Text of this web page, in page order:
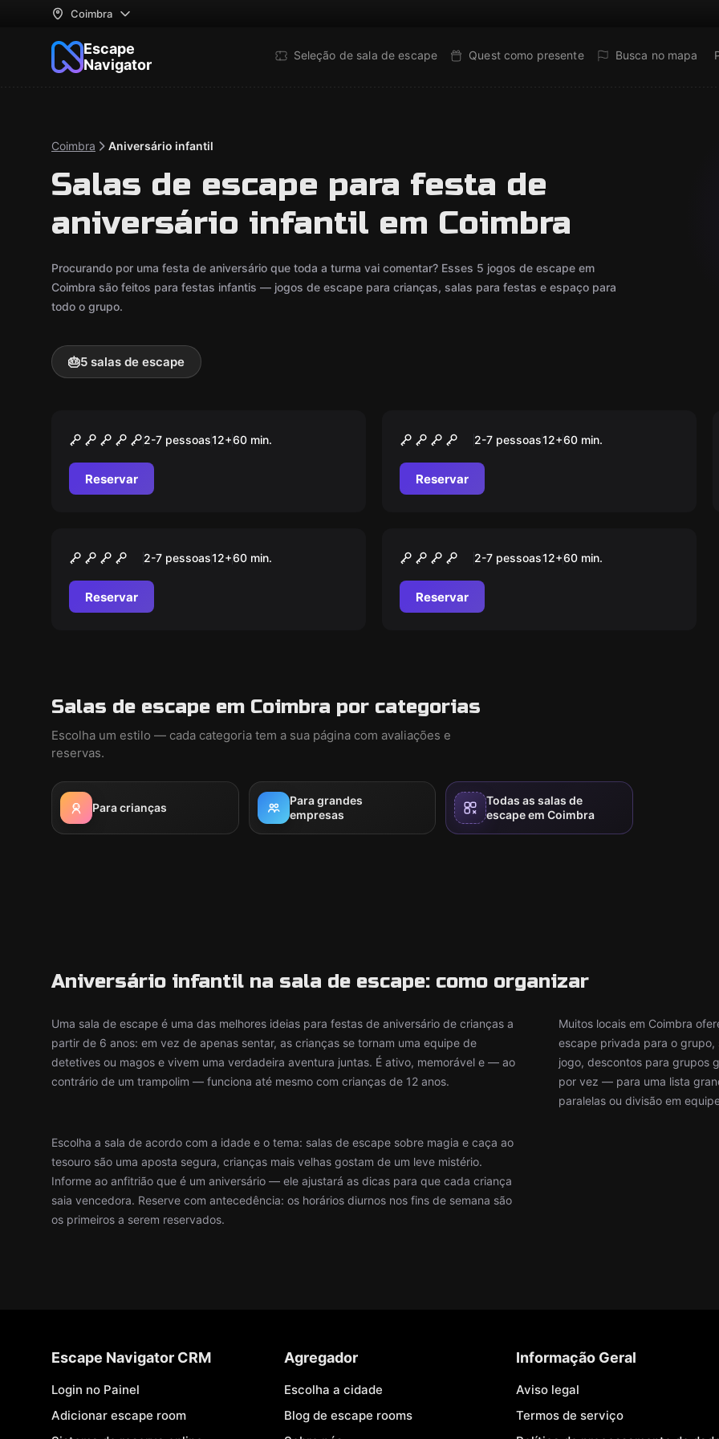
Coimbra
Escape
Navigator
Seleção de sala de escape Quest como presente Busca no mapa
Coimbra Aniversário infantil
Salas de escape para festa de
aniversário infantil em Coimbra
Procurando por uma festa de aniversário que toda a turma vai comentar? Esses 5 jogos de escape em
Coimbra são feitos para festas infantis — jogos de escape para crianças, salas para festas e espaço para
todo o grupo.
🎂5 salas de escape
Nightmare Hotel
2-7 pessoas12+60 min.
Reservar
Top Secret2-7 pessoas12+60 min.
Reservar
The Orphanage
2-7 pessoas12+60 min.
Reservar
School Of Magic
2-7 pessoas12+60 min.
Reservar
Salas de escape em Coimbra por categorias
Escolha um estilo — cada categoria tem a sua página com avaliações e
reservas.
Para crianças
Para grandes
empresas
Todas as salas de
escape em Coimbra
Aniversário infantil na sala de escape: como organizar
Uma sala de escape é uma das melhores ideias para festas de aniversário de crianças a
partir de 6 anos: em vez de apenas sentar, as crianças se tornam uma equipe de
detetives ou magos e vivem uma verdadeira aventura juntas. É ativo, memorável e — ao
contrário de um trampolim — funciona até mesmo com crianças de 12 anos.
Muitos locais em Coimbra
escape privada para o
jogo, descontos para grupos
por vez — para uma lista
paralelas ou divisão em
Escolha a sala de acordo com a idade e o tema: salas de escape sobre magia e caça ao
tesouro são uma aposta segura, crianças mais velhas gostam de um leve mistério.
Informe ao anfitrião que é um aniversário — ele ajustará as dicas para que cada criança
saia vencedora. Reserve com antecedência: os horários diurnos nos fins de semana são
os primeiros a serem reservados.
Escape Navigator CRM
Login no Painel
Adicionar escape room
Agregador
Escolha a cidade
Blog de escape rooms
Informação Geral
Aviso legal
Termos de serviço